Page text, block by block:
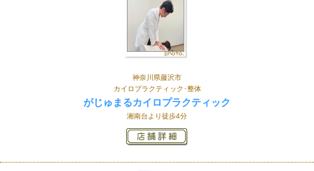
神奈川県藤沢市
カイロプラクティック･整体
がじゅまるカイロプラクティック
湘南台より徒歩4分